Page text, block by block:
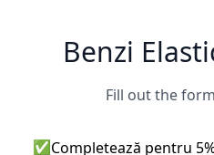
Benzi
Fill out the
✅Completează pentru